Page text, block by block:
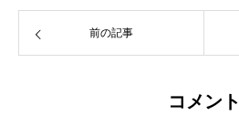
前の記事
コメント